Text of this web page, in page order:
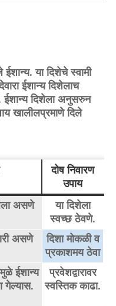
ईशान्य. या दिशेचे स्वामी
ईशान्य दिशेलाच
ईशान्य दिशेला अनुसरुन
खालीलप्रमाणे दिले
दोष निवारण
उपाय
असणे
या दिशेला
स्वच्छ ठेवणे.
असणे
दिशा मोकळी व
प्रकाशमय ठेवा
ईशान्य
गेल्यास.
प्रवेशद्वारावर
स्वस्तिक काढा.